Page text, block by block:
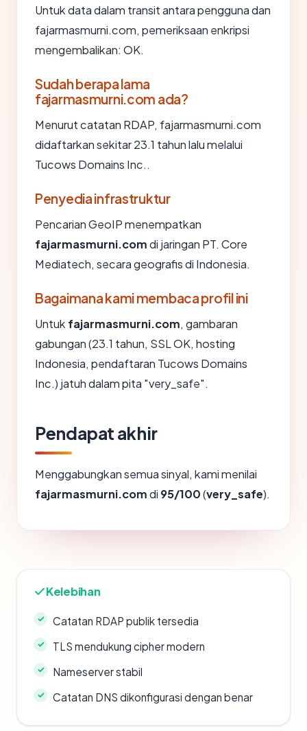
Untuk data dalam transit antara pengguna dan
fajarmasmurni.com, pemeriksaan enkripsi
mengembalikan: OK.
Sudah berapa lama
fajarmasmurni.com ada?
Menurut catatan RDAP, fajarmasmurni.com
didaftarkan sekitar 23.1 tahun lalu melalui
Tucows Domains Inc..
Penyedia infrastruktur
Pencarian GeoIP menempatkan
fajarmasmurni.comdi jaringan PT. Core
Mediatech, secara geografis di Indonesia.
Bagaimana kami membaca profil ini
Untuk fajarmasmurni.com, gambaran
gabungan (23.1 tahun, SSL OK, hosting
Indonesia, pendaftaran Tucows Domains
Inc.) jatuh dalam pita "very_safe".
Pendapat akhir
Menggabungkan semua sinyal, kami menilai
fajarmasmurni.comdi 95/100(very_safe).
Kelebihan
Catatan RDAP publik tersedia
TLS mendukung cipher modern
Nameserver stabil
Catatan DNS dikonfigurasi dengan benar